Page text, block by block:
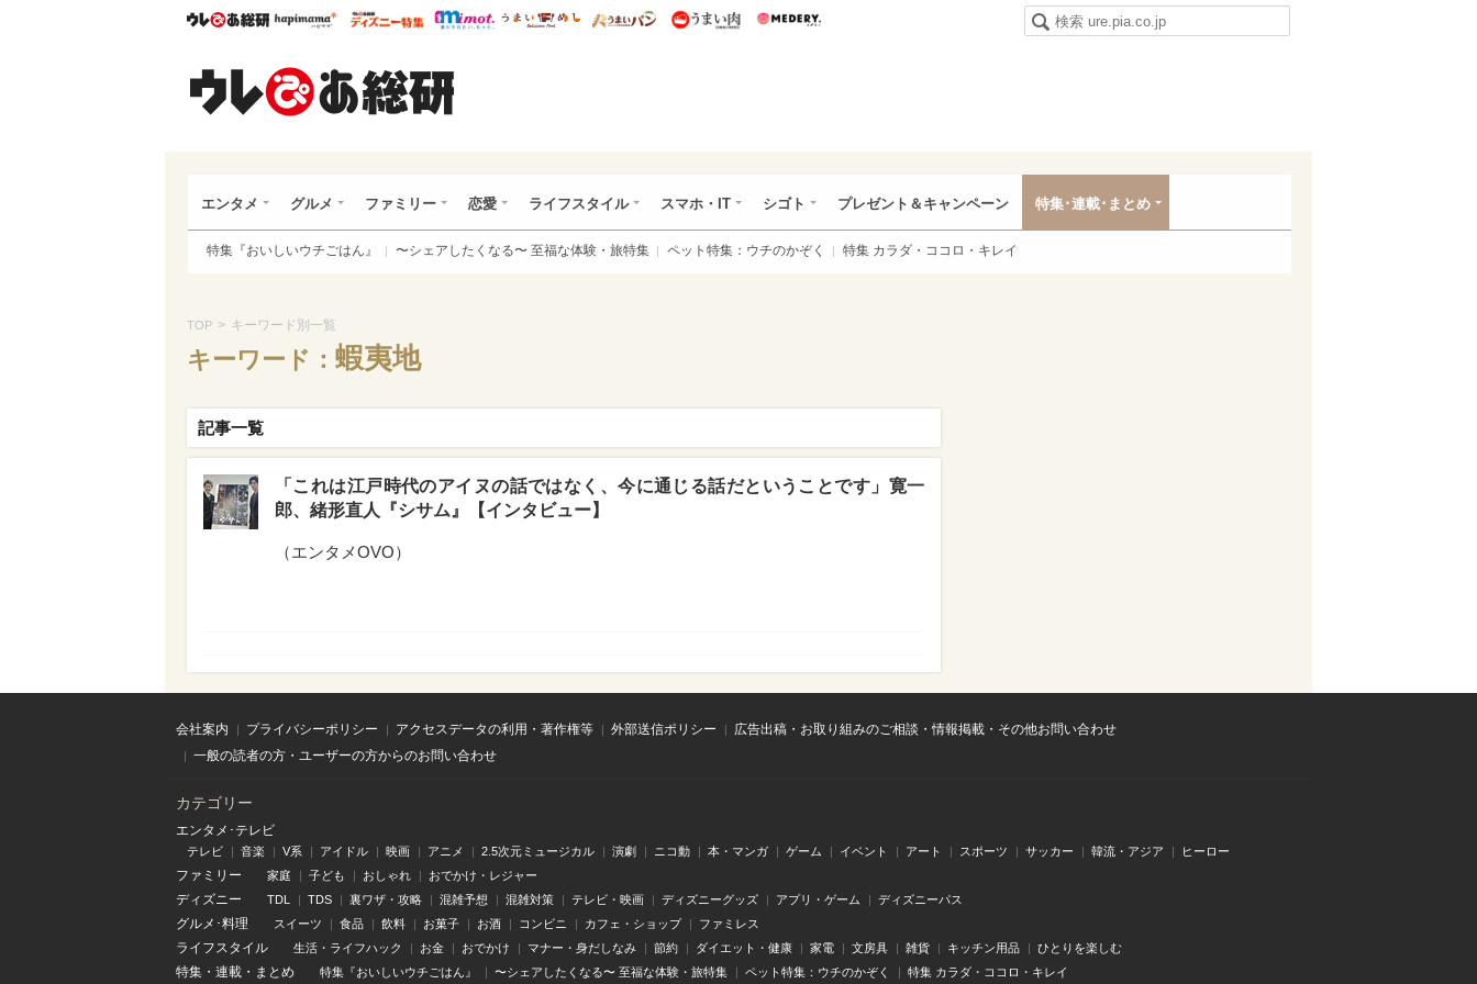
ウレぴあ総研ハピママ* ウレぴあ総研 ディズニー特集
mimot. うまいめし うまいパン うまい肉
エンタメ グルメ ファミリー 恋愛 ライフスタイル スマホ・IT シゴト プレゼント＆キャンペーン 特集･連載･まとめ
特集『おいしいウチごはん』 〜シェアしたくなる〜 至福な体験・旅特集 ペット特集：ウチのかぞく 特集 カラダ・ココロ・キレイ
TOP > キーワード別一覧
キーワード： 蝦夷地
記事一覧
「これは江戸時代のアイヌの話ではなく、今に通じる話だということです」寛一
郎、緒形直人『シサム』【インタビュー】
（エンタメOVO）
会社案内 プライバシーポリシー アクセスデータの利用・著作権等 外部送信ポリシー
広告出稿・お取り組みのご相談・情報掲載・その他お問い合わせ
一般の読者の方・ユーザーの方からのお問い合わせ
カテゴリー
エンタメ･テレビ
テレビ 音楽 V系 アイドル 映画 アニメ 2.5次元ミュージカル 演劇 ニコ動 本・マンガ ゲーム イベント アート スポーツ サッカー 韓流・アジア ヒーロー
ファミリー 家庭 子ども おしゃれ おでかけ・レジャー
ディズニー TDL TDS 裏ワザ・攻略 混雑予想 混雑対策 テレビ・映画 ディズニーグッズ アプリ・ゲーム ディズニーパス
グルメ･料理 スイーツ 食品 飲料 お菓子 お酒 コンビニ カフェ・ショップ ファミレス
ライフスタイル 生活・ライフハック お金 おでかけ マナー・身だしなみ 節約 ダイエット・健康 家電 文房具 雑貨 キッチン用品 ひとりを楽しむ
特集 ・ 連載 ・ まとめ 特集『おいしいウチごはん』 〜シェアしたくなる〜 至福な体験・旅特集 ペット特集：ウチのかぞく 特集 カラダ・ココロ・キレイ